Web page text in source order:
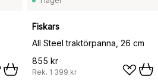
Fiskars
All Steel traktörpanna, 26 cm
855 kr
Rek. 1 399 kr